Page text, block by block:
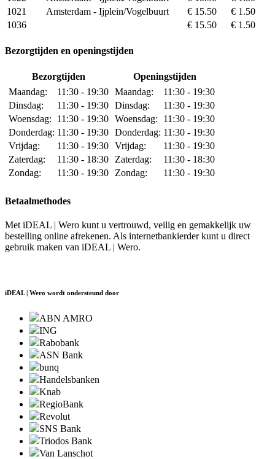
1021
Amsterdam - Ijplein/Vogelbuurt € 15.50
€ 1.50
1036
€ 15.50 € 1.50
Bezorgtijden en openingstijden
Bezorgtijden
Openingstijden
Maandag:
11:30 - 19:30
Dinsdag:
11:30 - 19:30
Woensdag:
11:30 - 19:30
Donderdag: 11:30 - 19:30
Vrijdag:
11:30 - 19:30
Zaterdag:
11:30 - 18:30
Zondag:
11:30 - 19:30
Maandag:
11:30 - 19:30
Dinsdag:
11:30 - 19:30
Woensdag:
11:30 - 19:30
Donderdag: 11:30 - 19:30
Vrijdag:
11:30 - 19:30
Zaterdag:
11:30 - 18:30
Zondag:
11:30 - 19:30
Betaalmethodes
Met iDEAL | Wero kunt u vertrouwd, veilig en gemakkelijk uw
bestelling online afrekenen. Als internetbankierder kunt u direct
gebruik maken van iDEAL | Wero.
iDEAL | Wero wordt ondersteund door
ABN AMRO
ING
Rabobank
ASN Bank
bunq
Handelsbanken
Knab
RegioBank
Revolut
SNS Bank
Triodos Bank
Van Lanschot